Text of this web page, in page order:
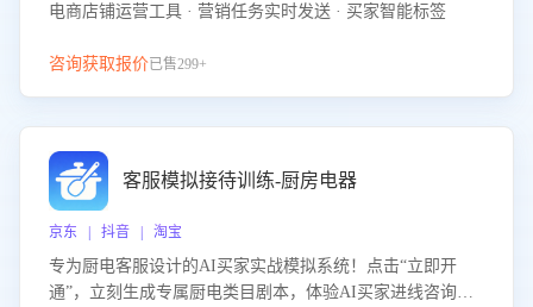
电商店铺运营工具 · 营销任务实时发送 · 买家智能标签
咨询获取报价已售299+
客服模拟接待训练-厨房电器
京东 | 抖音 | 淘宝
专为厨电客服设计的AI买家实战模拟系统！点击“立即开
通”，立刻生成专属厨电类目剧本，体验AI买家进线咨询真